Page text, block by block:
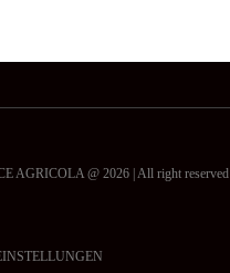
AGRICOLA @ 2026 | All right reserved